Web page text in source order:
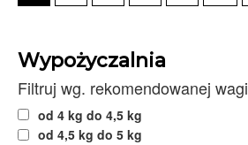
Wypożyczalnia
Filtruj wg. rekomendowanej wagi
od 4 kg do 4,5 kg
od 4,5 kg do 5 kg